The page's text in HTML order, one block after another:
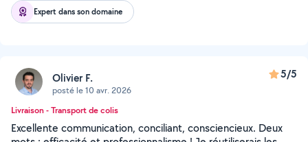
Expert dans son domaine
Olivier F.
posté le 10 avr. 2026
5/5
Livraison - Transport de colis
Excellente communication, conciliant, consciencieux. Deux